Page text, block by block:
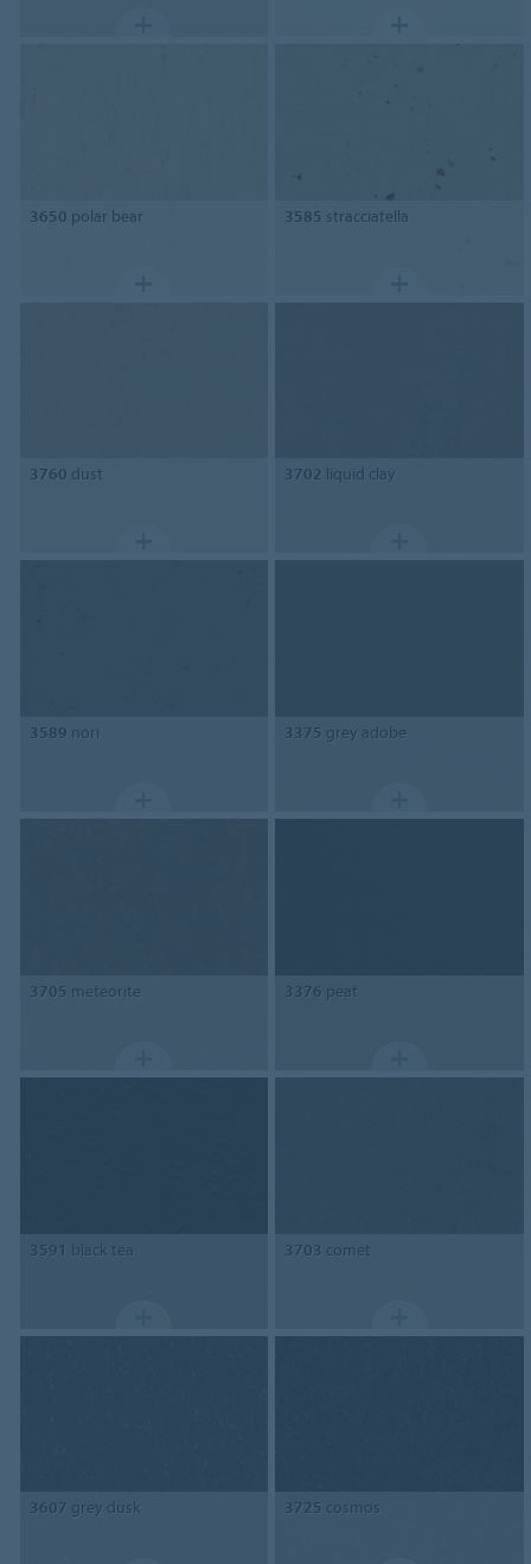
3650 polar bear 3585 stracciatella
3760 dust 3702 liquid clay
3589 nori 3375 grey adobe
3705 meteorite 3376 peat
3591 black tea 3703 comet
3607 grey dusk 3725 cosmos